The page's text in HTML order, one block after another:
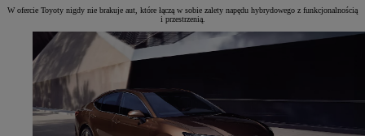
W ofercie Toyoty nigdy nie brakuje aut, które łączą w sobie zalety napędu hybrydowego z funkcjonalnością
i przestrzenią.